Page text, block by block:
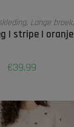
SELECTEREN
, Lange broek,
| stripe | oranje
€39,99